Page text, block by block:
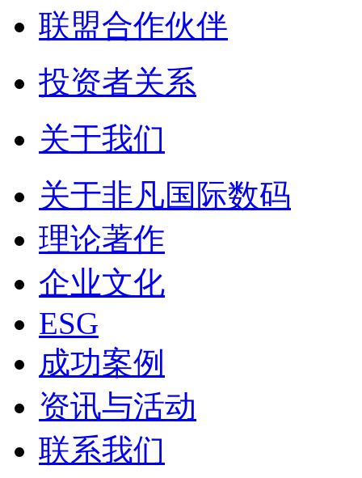
联盟合作伙伴
投资者关系
关于我们
关于非凡国际数码
理论著作
企业文化
ESG
成功案例
资讯与活动
联系我们